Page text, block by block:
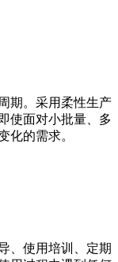
期。采用柔性生产
使面对小批量、多
化的需求。
、使用培训、定期